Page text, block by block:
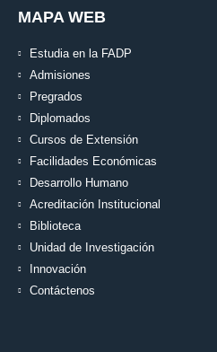
MAPA WEB
Estudia en la FADP
Admisiones
Pregrados
Diplomados
Cursos de Extensión
Facilidades Económicas
Desarrollo Humano
Acreditación Institucional
Biblioteca
Unidad de Investigación
Innovación
Contáctenos